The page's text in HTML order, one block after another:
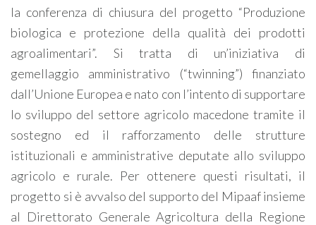
la conferenza di chiusura del progetto “Produzione
biologica e protezione della qualità dei prodotti
agroalimentari”. Si tratta di un’iniziativa di
gemellaggio amministrativo (“twinning”) finanziato
dall’Unione Europea e nato con l’intento di supportare
lo sviluppo del settore agricolo macedone tramite il
sostegno ed il rafforzamento delle strutture
istituzionali e amministrative deputate allo sviluppo
agricolo e rurale. Per ottenere questi risultati, il
progetto si è avvalso del supporto del Mipaaf insieme
al Direttorato Generale Agricoltura della Regione